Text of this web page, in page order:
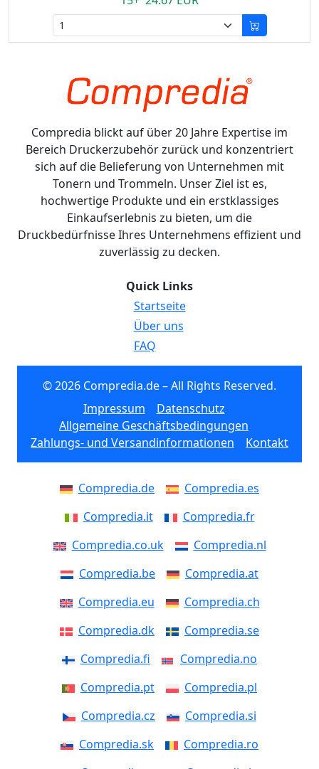
Compredia blickt auf über 20 Jahre Expertise im
Bereich Druckerzubehör zurück und konzentriert
sich auf die Belieferung von Unternehmen mit
Tonern und Trommeln. Unser Ziel ist es,
hochwertige Produkte und ein erstklassiges
Einkaufserlebnis zu bieten, um die
Druckbedürfnisse Ihres Unternehmens effizient und
zuverlässig zu decken.
Quick Links
Startseite
Über uns
FAQ
© 2026 Compredia.de – All Rights Reserved.
Impressum
Datenschutz
Allgemeine Geschäftsbedingungen
Zahlungs- und Versandinformationen
Kontakt
Compredia.de
Compredia.es
Compredia.it
Compredia.fr
Compredia.co.uk
Compredia.nl
Compredia.be
Compredia.at
Compredia.eu
Compredia.ch
Compredia.dk
Compredia.se
Compredia.fi
Compredia.no
Compredia.pt
Compredia.pl
Compredia.cz
Compredia.si
Compredia.sk
Compredia.ro